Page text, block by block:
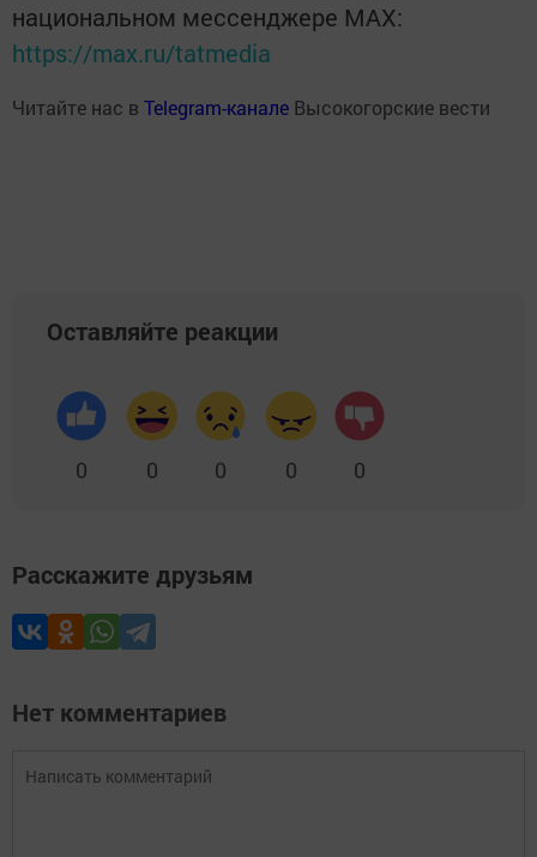
национальном мессенджере MАХ:
https://max.ru/tatmedia
Читайте нас в Telegram-канале Высокогорские вести
Оставляйте реакции
0 0 0 0 0
Расскажите друзьям
Нет комментариев